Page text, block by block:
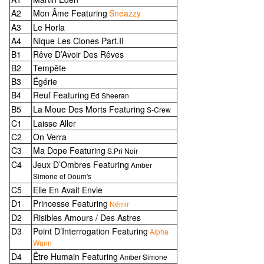
A2
Mon Âme Featuring Sneazzy
A3
Le Horla
A4
Nique Les Clones Part.II
B1
Rêve D’Avoir Des Rêves
B2
Tempête
B3
Égérie
B4
Reuf Featuring Ed Sheeran
Ed Sheeran
B5 La Moue Des Morts Featuring S-Crew
S-Crew
C1
Laisse Aller
C2
On Verra
C3
Ma Dope Featuring S.Pri Noir
S.Pri Noir
C4 Jeux D’Ombres Featuring Amber
Simone et Doum's
Amber Simone Doum's
C5
Elle En Avait Envie
D1
Princesse Featuring Némir
Némir
D2
Risibles Amours / Des Astres
D3
Point D’Interrogation Featuring Alpha
Wann
Alpha Wann
D4 Être Humain Featuring Amber Simone